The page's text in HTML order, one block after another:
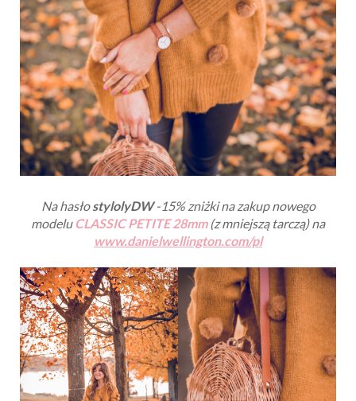
Na hasłostylolyDW-15% zniżki na zakup nowego
modelu CLASSIC PETITE 28mm(z mniejszą tarczą) na
www.danielwellington.com/pl